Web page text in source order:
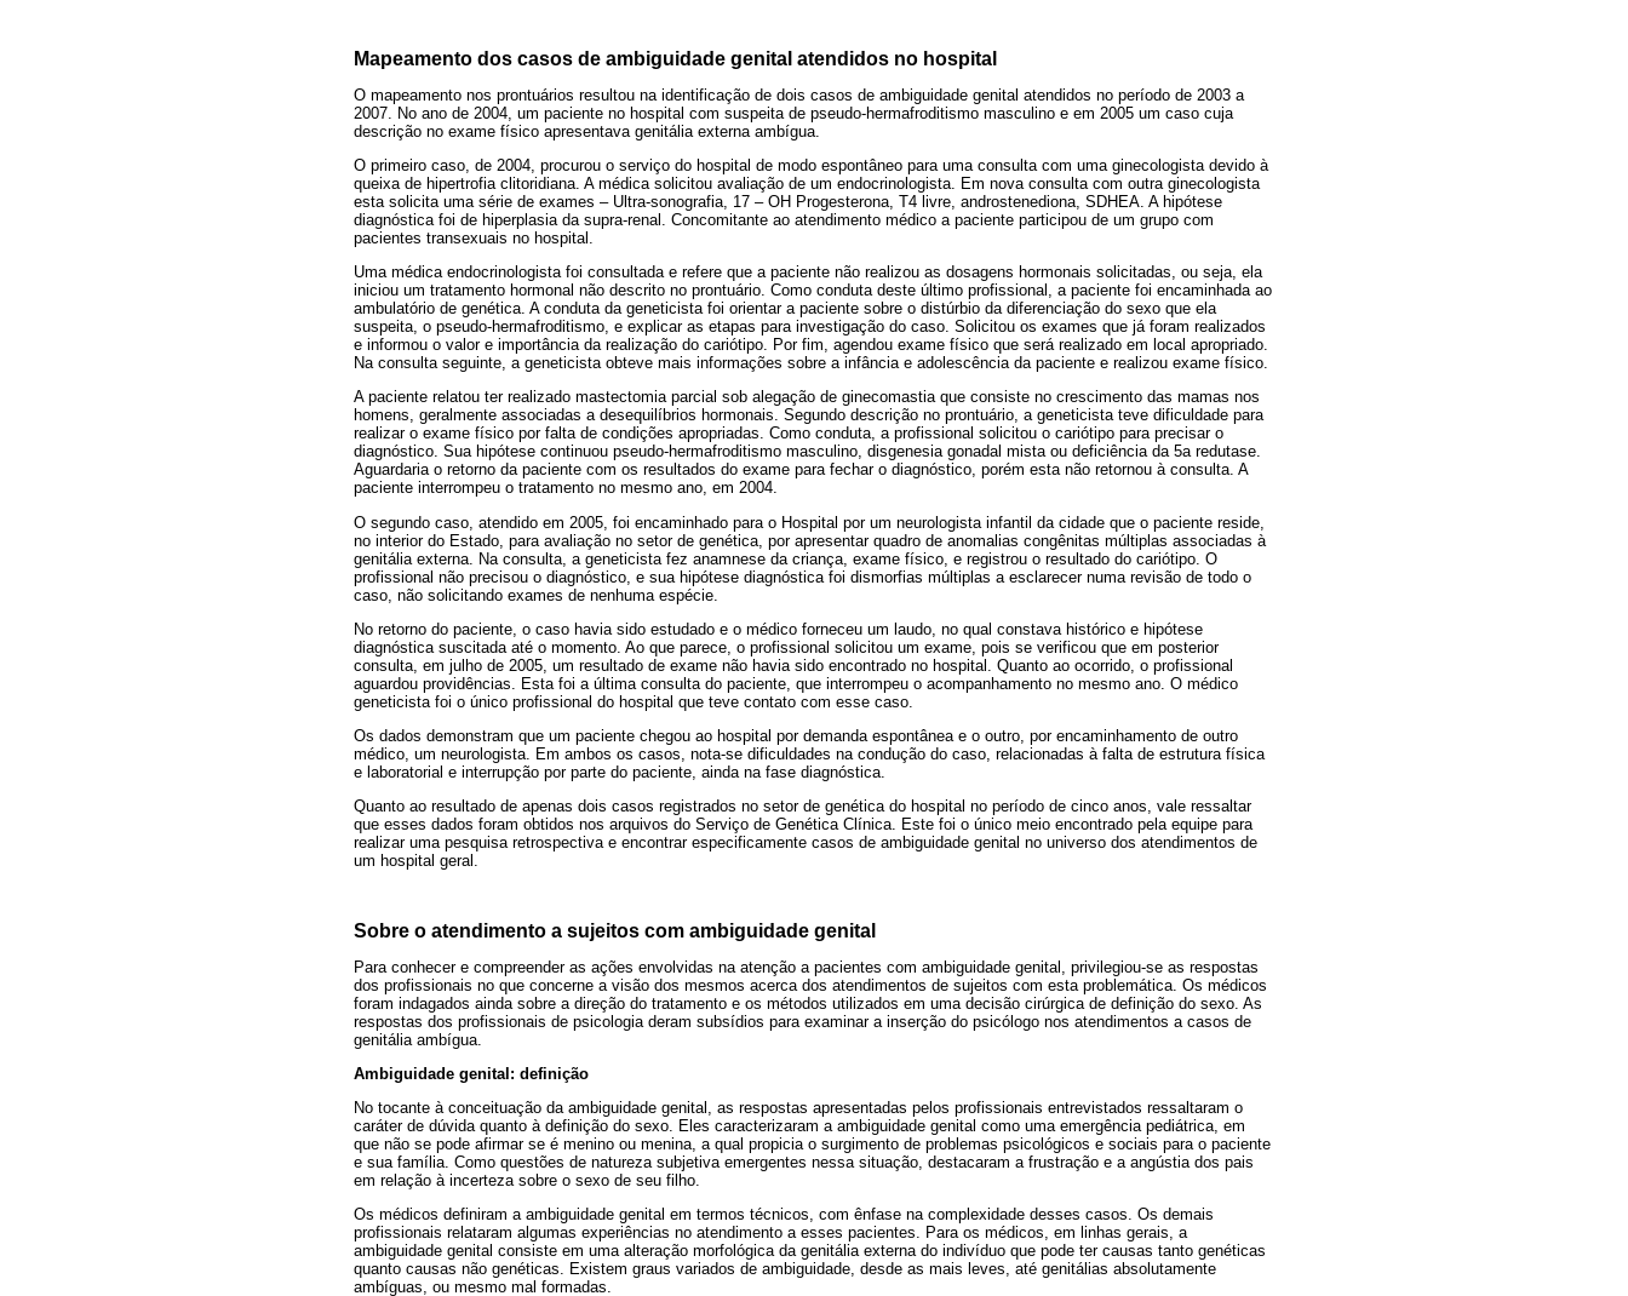
Mapeamento dos casos de ambiguidade genital atendidos no hospital
O mapeamento nos prontuários resultou na identificação de dois casos de ambiguidade genital atendidos no período de 2003 a
2007. No ano de 2004, um paciente no hospital com suspeita de pseudo-hermafroditismo masculino e em 2005 um caso cuja
descrição no exame físico apresentava genitália externa ambígua.
O primeiro caso, de 2004, procurou o serviço do hospital de modo espontâneo para uma consulta com uma ginecologista devido à
queixa de hipertrofia clitoridiana. A médica solicitou avaliação de um endocrinologista. Em nova consulta com outra ginecologista
esta solicita uma série de exames – Ultra-sonografia, 17 – OH Progesterona, T4 livre, androstenediona, SDHEA. A hipótese
diagnóstica foi de hiperplasia da supra-renal. Concomitante ao atendimento médico a paciente participou de um grupo com
pacientes transexuais no hospital.
Uma médica endocrinologista foi consultada e refere que a paciente não realizou as dosagens hormonais solicitadas, ou seja, ela
iniciou um tratamento hormonal não descrito no prontuário. Como conduta deste último profissional, a paciente foi encaminhada ao
ambulatório de genética. A conduta da geneticista foi orientar a paciente sobre o distúrbio da diferenciação do sexo que ela
suspeita, o pseudo-hermafroditismo, e explicar as etapas para investigação do caso. Solicitou os exames que já foram realizados
e informou o valor e importância da realização do cariótipo. Por fim, agendou exame físico que será realizado em local apropriado.
Na consulta seguinte, a geneticista obteve mais informações sobre a infância e adolescência da paciente e realizou exame físico.
A paciente relatou ter realizado mastectomia parcial sob alegação de ginecomastia que consiste no crescimento das mamas nos
homens, geralmente associadas a desequilíbrios hormonais. Segundo descrição no prontuário, a geneticista teve dificuldade para
realizar o exame físico por falta de condições apropriadas. Como conduta, a profissional solicitou o cariótipo para precisar o
diagnóstico. Sua hipótese continuou pseudo-hermafroditismo masculino, disgenesia gonadal mista ou deficiência da 5a redutase.
Aguardaria o retorno da paciente com os resultados do exame para fechar o diagnóstico, porém esta não retornou à consulta. A
paciente interrompeu o tratamento no mesmo ano, em 2004.
O segundo caso, atendido em 2005, foi encaminhado para o Hospital por um neurologista infantil da cidade que o paciente reside,
no interior do Estado, para avaliação no setor de genética, por apresentar quadro de anomalias congênitas múltiplas associadas à
genitália externa. Na consulta, a geneticista fez anamnese da criança, exame físico, e registrou o resultado do cariótipo. O
profissional não precisou o diagnóstico, e sua hipótese diagnóstica foi dismorfias múltiplas a esclarecer numa revisão de todo o
caso, não solicitando exames de nenhuma espécie.
No retorno do paciente, o caso havia sido estudado e o médico forneceu um laudo, no qual constava histórico e hipótese
diagnóstica suscitada até o momento. Ao que parece, o profissional solicitou um exame, pois se verificou que em posterior
consulta, em julho de 2005, um resultado de exame não havia sido encontrado no hospital. Quanto ao ocorrido, o profissional
aguardou providências. Esta foi a última consulta do paciente, que interrompeu o acompanhamento no mesmo ano. O médico
geneticista foi o único profissional do hospital que teve contato com esse caso.
Os dados demonstram que um paciente chegou ao hospital por demanda espontânea e o outro, por encaminhamento de outro
médico, um neurologista. Em ambos os casos, nota-se dificuldades na condução do caso, relacionadas à falta de estrutura física
e laboratorial e interrupção por parte do paciente, ainda na fase diagnóstica.
Quanto ao resultado de apenas dois casos registrados no setor de genética do hospital no período de cinco anos, vale ressaltar
que esses dados foram obtidos nos arquivos do Serviço de Genética Clínica. Este foi o único meio encontrado pela equipe para
realizar uma pesquisa retrospectiva e encontrar especificamente casos de ambiguidade genital no universo dos atendimentos de
um hospital geral.
Sobre o atendimento a sujeitos com ambiguidade genital
Para conhecer e compreender as ações envolvidas na atenção a pacientes com ambiguidade genital, privilegiou-se as respostas
dos profissionais no que concerne a visão dos mesmos acerca dos atendimentos de sujeitos com esta problemática. Os médicos
foram indagados ainda sobre a direção do tratamento e os métodos utilizados em uma decisão cirúrgica de definição do sexo. As
respostas dos profissionais de psicologia deram subsídios para examinar a inserção do psicólogo nos atendimentos a casos de
genitália ambígua.
Ambiguidade genital: definição
No tocante à conceituação da ambiguidade genital, as respostas apresentadas pelos profissionais entrevistados ressaltaram o
caráter de dúvida quanto à definição do sexo. Eles caracterizaram a ambiguidade genital como uma emergência pediátrica, em
que não se pode afirmar se é menino ou menina, a qual propicia o surgimento de problemas psicológicos e sociais para o paciente
e sua família. Como questões de natureza subjetiva emergentes nessa situação, destacaram a frustração e a angústia dos pais
em relação à incerteza sobre o sexo de seu filho.
Os médicos definiram a ambiguidade genital em termos técnicos, com ênfase na complexidade desses casos. Os demais
profissionais relataram algumas experiências no atendimento a esses pacientes. Para os médicos, em linhas gerais, a
ambiguidade genital consiste em uma alteração morfológica da genitália externa do indivíduo que pode ter causas tanto genéticas
quanto causas não genéticas. Existem graus variados de ambiguidade, desde as mais leves, até genitálias absolutamente
ambíguas, ou mesmo mal formadas.